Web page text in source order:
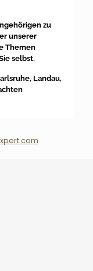
zu
unserer
Themen
selbst.
Landau,